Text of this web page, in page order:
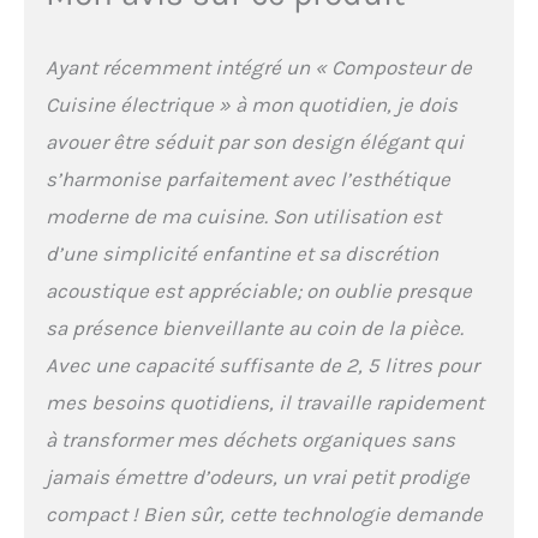
couple élevé traitent
déchets alimentaires tout
en maintenant un niveau
sonore inférieur à 40 dB,
idéal même la nuit.
Compostage sans odeur :
Le composteur d’intérieur
Ouaken est équipé d’un
grande capacité qui
neutralise efficacement
les odeurs pendant tout le
processus, gardant votre
cuisine fraîche. Le filtre
d’utilisation
recommandée pouvant
une performance durable
et moins de
Ayant récemment intégré un « Composteur de
Cuisine électrique » à mon quotidien, je dois
avouer être séduit par son design élégant qui
s’harmonise parfaitement avec l’esthétique
moderne de ma cuisine. Son utilisation est
d’une simplicité enfantine et sa discrétion
acoustique est appréciable; on oublie presque
sa présence bienveillante au coin de la pièce.
Avec une capacité suffisante de 2, 5 litres pour
mes besoins quotidiens, il travaille rapidement
à transformer mes déchets organiques sans
jamais émettre d’odeurs, un vrai petit prodige
compact ! Bien sûr, cette technologie demande